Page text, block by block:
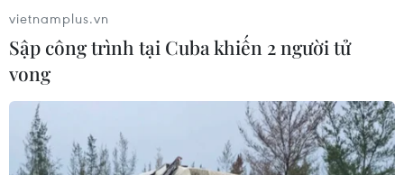
vietnamplus.vn
Sập công trình tại Cuba khiến 2 người tử
vong